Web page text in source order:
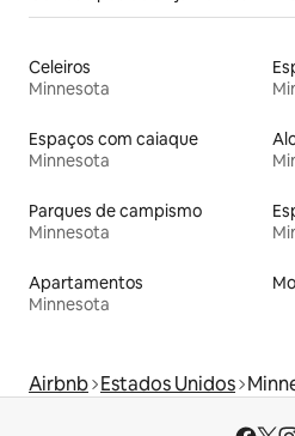
Celeiros
Minnesota
Espaços com caiaque
Minnesota
Parques de campismo
Minnesota
Apartamentos
Minnesota
Airbnb Estados Unidos